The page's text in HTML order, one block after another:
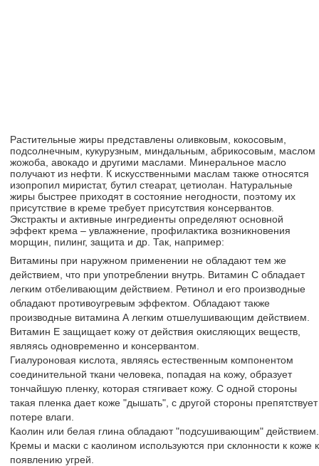
Растительные жиры представлены оливковым, кокосовым,
подсолнечным, кукурузным, миндальным, абрикосовым, маслом
жожоба, авокадо и другими маслами. Минеральное масло
получают из нефти. К искусственными маслам также относятся
изопропил миристат, бутил стеарат, цетиолан. Натуральные
жиры быстрее приходят в состояние негодности, поэтому их
присутствие в креме требует присутствия консервантов.
Экстракты и активные ингредиенты определяют основной
эффект крема – увлажнение, профилактика возникновения
морщин, пилинг, защита и др. Так, например:
Витамины при наружном применении не обладают тем же
действием, что при употреблении внутрь. Витамин С обладает
легким отбеливающим действием. Ретинол и его производные
обладают противоугревым эффектом. Обладают также
производные витамина А легким отшелушивающим действием.
Витамин Е защищает кожу от действия окисляющих веществ,
являясь одновременно и консервантом.
Гиалуроновая кислота, являясь естественным компонентом
соединительной ткани человека, попадая на кожу, образует
тончайшую пленку, которая стягивает кожу. С одной стороны
такая пленка дает коже "дышать", с другой стороны препятствует
потере влаги.
Каолин или белая глина обладают "подсушивающим" действием.
Кремы и маски с каолином используются при склонности к коже к
появлению угрей.